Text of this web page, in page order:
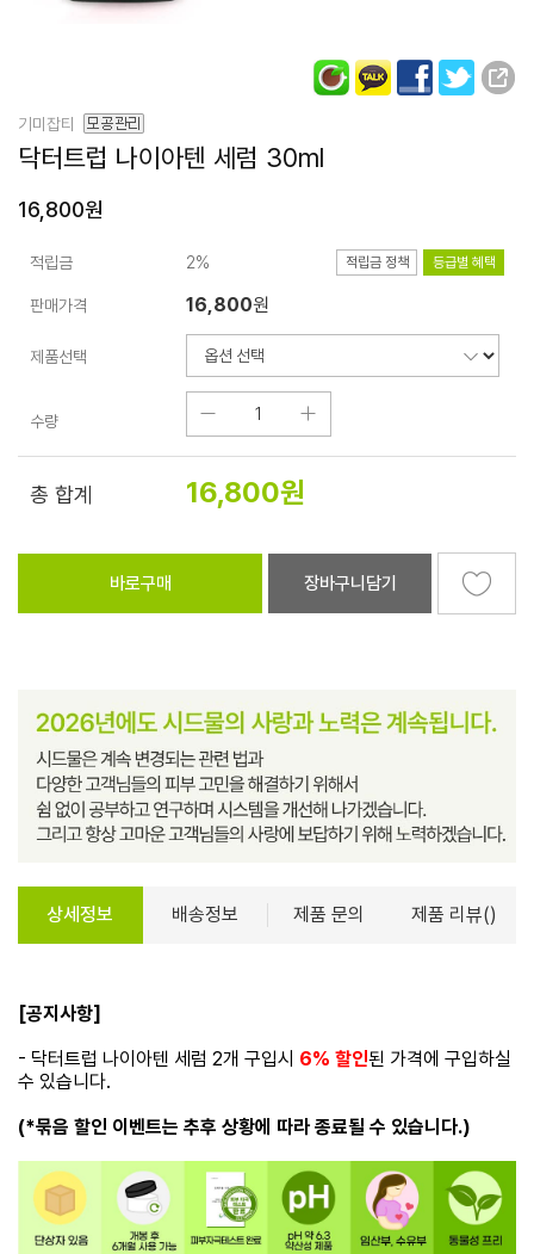
기미잡티
닥터트럽 나이아텐 세럼 30ml
16,800원
적립금 2% 적립금 정책 등급별 혜택
판매가격 16,800원
제품선택
수량
총 합계 16,800원
바로구매 장바구니담기
상세정보 배송정보 제품 문의 제품 리뷰()
[공지사항]
- 닥터트럽 나이아텐 세럼 2개 구입시 6% 할인된 가격에 구입하실
수 있습니다.
(*묶음 할인 이벤트는 추후 상황에 따라 종료될 수 있습니다.)